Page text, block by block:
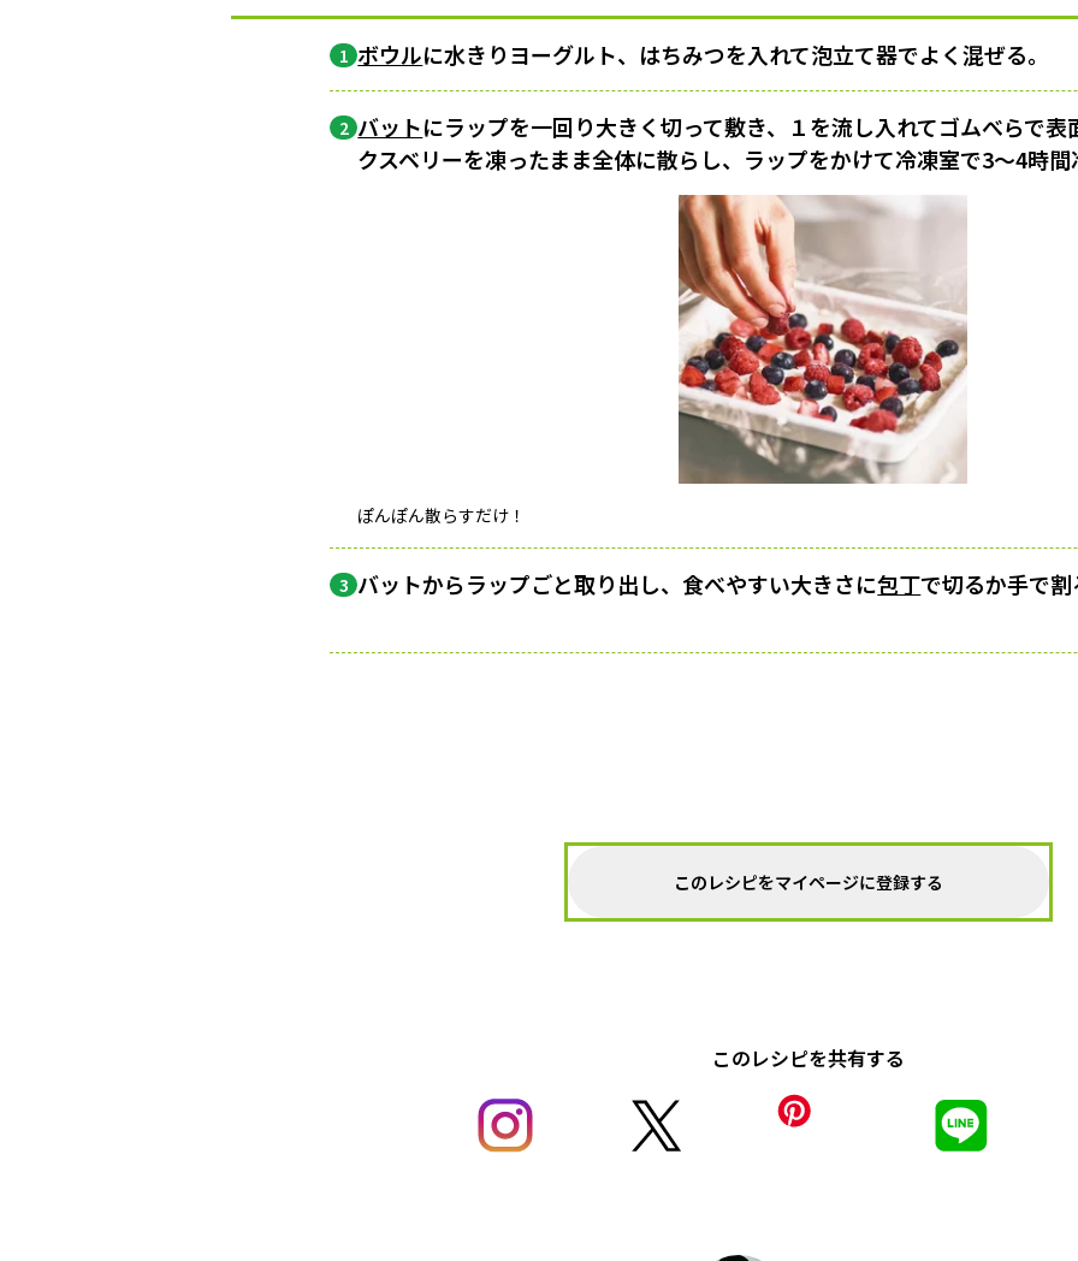
1 ボウルに水きりヨーグルト、はちみつを入れて泡立て器でよく混ぜる。
2 バットにラップを一回り大きく切って敷き、１を流し入れてゴムべらで
クスベリーを凍ったまま全体に散らし、ラップをかけて冷凍室で3～4時
ぽんぽん散らすだけ！
3 バットからラップごと取り出し、食べやすい大きさに包丁で切るか手で
このレシピをマイページに登録する
このレシピを共有する